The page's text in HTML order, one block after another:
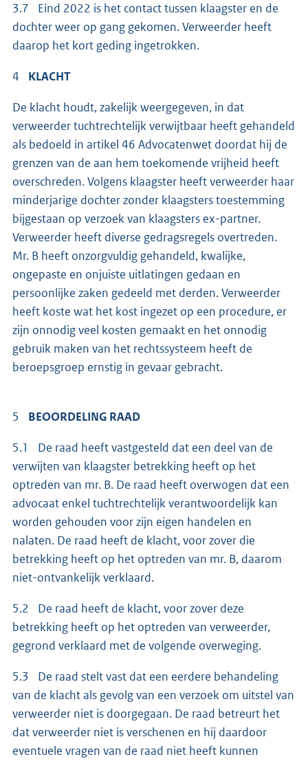
3.7 Eind 2022 is het contact tussen klaagster en de
dochter weer op gang gekomen. Verweerder heeft
daarop het kort geding ingetrokken.
4 KLACHT
De klacht houdt, zakelijk weergegeven, in dat
verweerder tuchtrechtelijk verwijtbaar heeft gehandeld
als bedoeld in artikel 46 Advocatenwet doordat hij de
grenzen van de aan hem toekomende vrijheid heeft
overschreden. Volgens klaagster heeft verweerder haar
minderjarige dochter zonder klaagsters toestemming
bijgestaan op verzoek van klaagsters ex-partner.
Verweerder heeft diverse gedragsregels overtreden.
Mr. B heeft onzorgvuldig gehandeld, kwalijke,
ongepaste en onjuiste uitlatingen gedaan en
persoonlijke zaken gedeeld met derden. Verweerder
heeft koste wat het kost ingezet op een procedure, er
zijn onnodig veel kosten gemaakt en het onnodig
gebruik maken van het rechtssysteem heeft de
beroepsgroep ernstig in gevaar gebracht.
5 BEOORDELING RAAD
5.1 De raad heeft vastgesteld dat een deel van de
verwijten van klaagster betrekking heeft op het
optreden van mr. B. De raad heeft overwogen dat een
advocaat enkel tuchtrechtelijk verantwoordelijk kan
worden gehouden voor zijn eigen handelen en
nalaten. De raad heeft de klacht, voor zover die
betrekking heeft op het optreden van mr. B, daarom
niet-ontvankelijk verklaard.
5.2 De raad heeft de klacht, voor zover deze
betrekking heeft op het optreden van verweerder,
gegrond verklaard met de volgende overweging.
5.3 De raad stelt vast dat een eerdere behandeling
van de klacht als gevolg van een verzoek om uitstel van
verweerder niet is doorgegaan. De raad betreurt het
dat verweerder niet is verschenen en hij daardoor
eventuele vragen van de raad niet heeft kunnen